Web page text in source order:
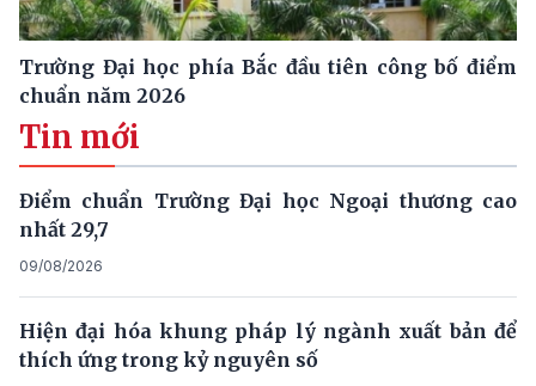
Trường Đại học phía Bắc đầu tiên công bố điểm
chuẩn năm 2026
Tin mới
Điểm chuẩn Trường Đại học Ngoại thương cao
nhất 29,7
09/08/2026
Hiện đại hóa khung pháp lý ngành xuất bản để
thích ứng trong kỷ nguyên số